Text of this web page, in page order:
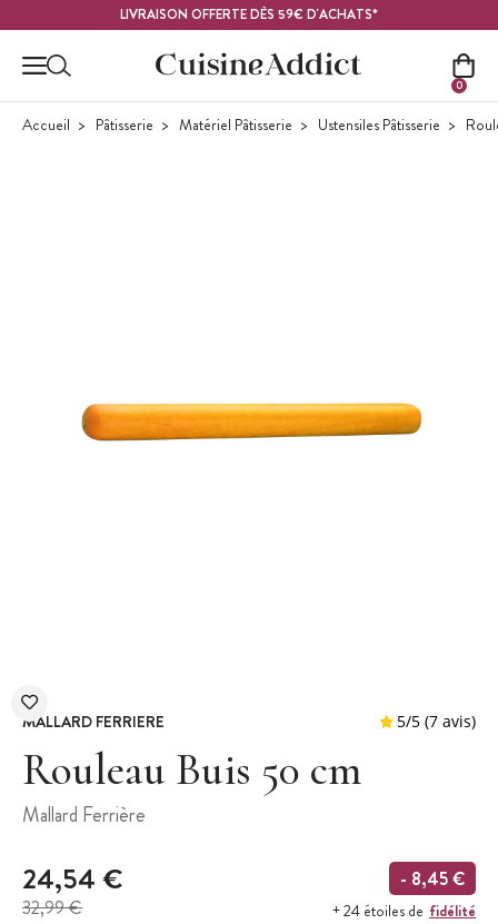
LIVRAISON OFFERTE DÈS 59€ D'ACHATS*
0
Accueil Pâtisserie Matériel Pâtisserie Ustensiles Pâtisserie
MALLARD FERRIERE
Rouleau Buis 50 cm
Mallard Ferrière
24,54 €
32,99 €
- 8,45 €
+ 24 étoiles de fidélité